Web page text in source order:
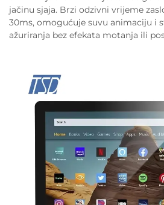
jačinu sjaja. Brzi odzivni vrijeme
30ms, omogućuje suvu animaciju i
ažuriranja bez efekata motanja ili